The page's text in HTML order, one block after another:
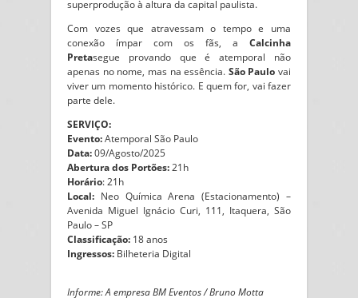
superprodução à altura da capital paulista.
Com vozes que atravessam o tempo e uma
conexão ímpar com os fãs, a Calcinha
Pretasegue provando que é atemporal não
apenas no nome, mas na essência. São Paulo vai
viver um momento histórico. E quem for, vai fazer
parte dele.
SERVIÇO:
Evento:Atemporal São Paulo
Data:09/Agosto/2025
Abertura dos Portões:21h
Horário: 21h
Local: Neo Química Arena (Estacionamento) –
Avenida Miguel Ignácio Curi, 111, Itaquera, São
Paulo – SP
Classificação: 18 anos
Ingressos: Bilheteria Digital
Informe: A empresa BM Eventos / Bruno Motta